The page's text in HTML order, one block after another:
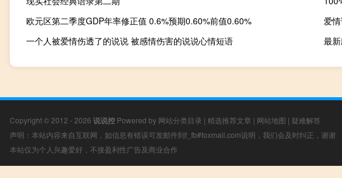
欧元区第二季度GDP年率修正值 0.6%预期0.60%前值0.60%
爱
一个人被爱情伤透了的说说 被感情伤害的说说心情短语
最
Copyright © 2012 - 2026 说说控 Powered by 网站分类目录 | 精选推荐文章 | 网站地图 | 疑难解答
声明：本站内容来自互联网，如信息有错误可发邮件到f_fb#foxmail.com说明，我们会及时纠正，谢谢
本站仅为个人兴趣爱好，不接盈利性广告及商业合作